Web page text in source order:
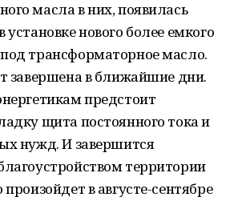
масла в них, появилась
нового более емкого
трансформаторное масло.
завершена в ближайшие дни.
предстоит
щита постоянного тока и
нужд. И завершится
территории
в августе-сентябре